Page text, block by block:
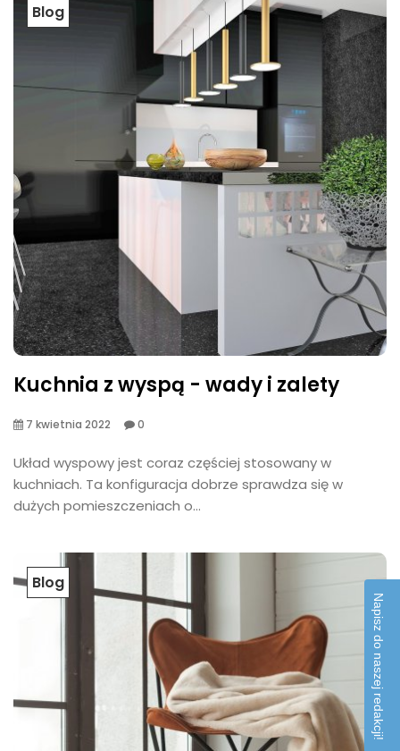
Blog
Kuchnia z wyspą - wady i zalety
7 kwietnia 2022 0
Układ wyspowy jest coraz częściej stosowany w
kuchniach. Ta konfiguracja dobrze sprawdza się w
dużych pomieszczeniach o...
Blog
Napisz do naszej redakcji!